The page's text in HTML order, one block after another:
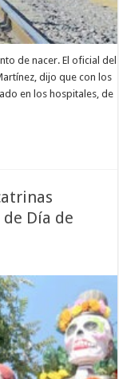
de nacer. El oficial del
dijo que con los
en los hospitales, de
Día de